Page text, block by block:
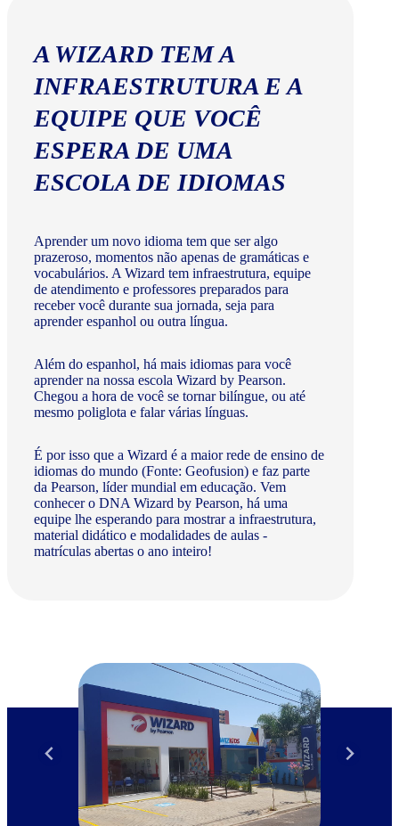
A WIZARD TEM A
INFRAESTRUTURA E A
EQUIPE QUE VOCÊ
ESPERA DE UMA
ESCOLA DE IDIOMAS
Aprender um novo idioma tem que ser algo
prazeroso, momentos não apenas de gramáticas e
vocabulários. A Wizard tem infraestrutura, equipe
de atendimento e professores preparados para
receber você durante sua jornada, seja para
aprender espanhol ou outra língua.
Além do espanhol, há mais idiomas para você
aprender na nossa escola Wizard by Pearson.
Chegou a hora de você se tornar bilíngue, ou até
mesmo poliglota e falar várias línguas.
É por isso que a Wizard é a maior rede de ensino de
idiomas do mundo (Fonte: Geofusion) e faz parte
da Pearson, líder mundial em educação. Vem
conhecer o DNA Wizard by Pearson, há uma
equipe lhe esperando para mostrar a infraestrutura,
material didático e modalidades de aulas -
matrículas abertas o ano inteiro!